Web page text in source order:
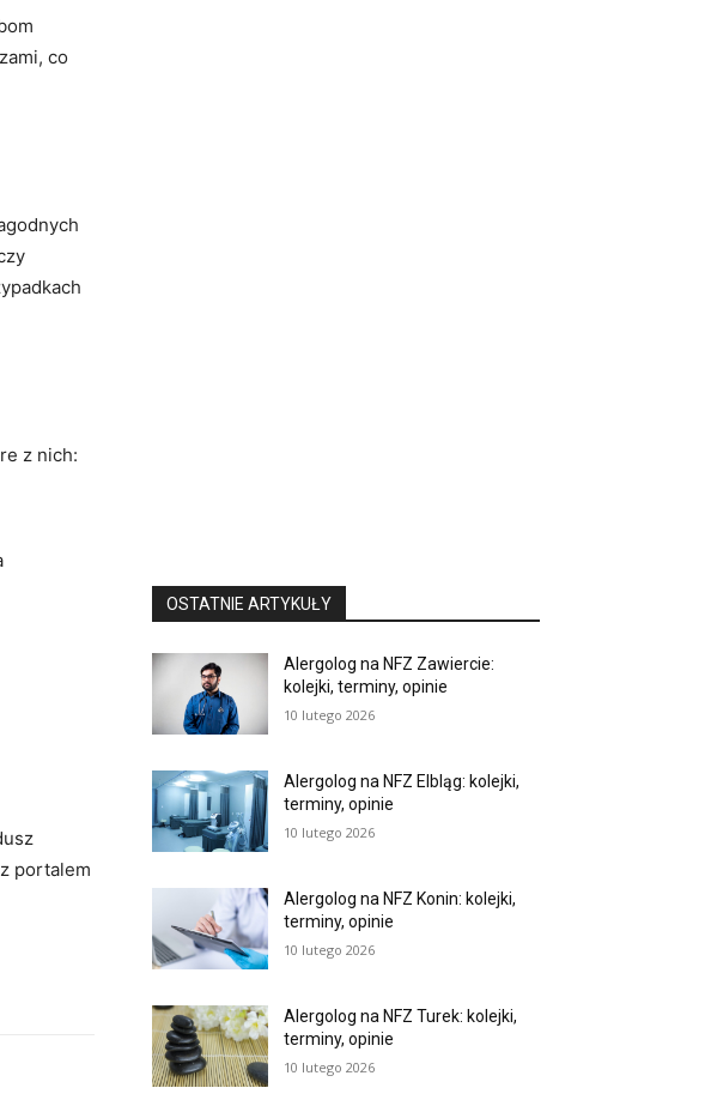
co
z nich:
portalem
OSTATNIE ARTYKUŁY
Alergolog na NFZ Zawiercie:
kolejki, terminy, opinie
10 lutego 2026
Alergolog na NFZ Elbląg: kolejki,
terminy, opinie
10 lutego 2026
Alergolog na NFZ Konin: kolejki,
terminy, opinie
10 lutego 2026
Alergolog na NFZ Turek: kolejki,
terminy, opinie
10 lutego 2026